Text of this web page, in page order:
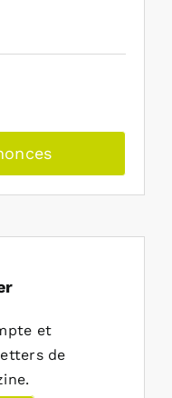
et
de